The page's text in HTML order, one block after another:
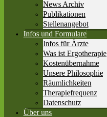
News Archiv
Publikationen
Stellenangebot
Infos und Formulare
Infos für Ärzte
Was ist Ergotherapie
Kostenübernahme
Unsere Philosophie
Räumlichkeiten
Therapiefrequenz
Datenschutz
Über uns